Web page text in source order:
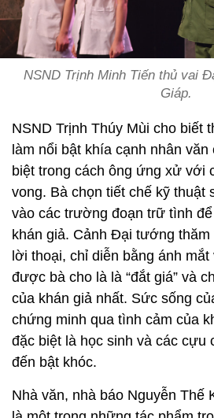
NSND Trịnh Minh Tiến thủ vai
Giáp.
NSND Trịnh Thúy Mùi cho biết
làm nổi bật khía cạnh nhân
biệt trong cách ông ứng xử với
vong. Bà chọn tiết chế kỹ thuật
vào các trường đoạn trữ tình
khán giả. Cảnh Đại tướng
lời thoại, chỉ diễn bằng ánh
được bà cho là là “đắt giá” và
của khán giả nhất. Sức sống
chứng minh qua tình cảm của
đặc biệt là học sinh và các cựu
đến bật khóc.
Nhà văn, nhà báo Nguyễn Thế